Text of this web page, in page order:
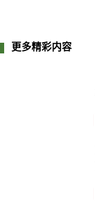
更多精彩内容